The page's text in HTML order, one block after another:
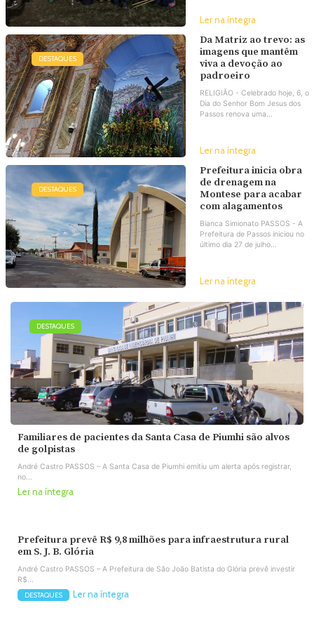
Ler na íntegra
DESTAQUES
Da Matriz ao trevo: as
imagens que mantêm
viva a devoção ao
padroeiro
RELIGIÃO - Celebrado hoje, 6, o
Dia do Senhor Bom Jesus dos
Passos renova uma...
Ler na íntegra
DESTAQUES
Prefeitura inicia obra
de drenagem na
Montese para acabar
com alagamentos
Bianca Simionato PASSOS - A
Prefeitura de Passos iniciou no
último dia 27 de julho...
Ler na íntegra
DESTAQUES
Familiares de pacientes da Santa Casa de Piumhi são alvos
de golpistas
André Castro PASSOS – A Santa Casa de Piumhi emitiu um alerta após registrar,
no...
Ler na íntegra
Prefeitura prevê R$ 9,8 milhões para infraestrutura rural
em S. J. B. Glória
André Castro PASSOS – A Prefeitura de São João Batista do Glória prevê investir
R$...
DESTAQUES Ler na íntegra